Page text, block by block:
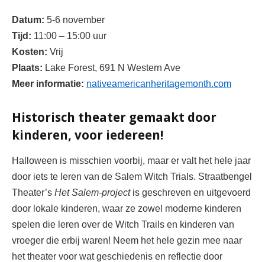
Datum: 5-6 november
Tijd: 11:00 – 15:00 uur
Kosten: Vrij
Plaats: Lake Forest, 691 N Western Ave
Meer informatie: nativeamericanheritagemonth.com
Historisch theater gemaakt door
kinderen, voor iedereen!
Halloween is misschien voorbij, maar er valt het hele jaar
door iets te leren van de Salem Witch Trials. Straatbengel
Theater’s Het Salem-project is geschreven en uitgevoerd
door lokale kinderen, waar ze zowel moderne kinderen
spelen die leren over de Witch Trails en kinderen van
vroeger die erbij waren! Neem het hele gezin mee naar
het theater voor wat geschiedenis en reflectie door